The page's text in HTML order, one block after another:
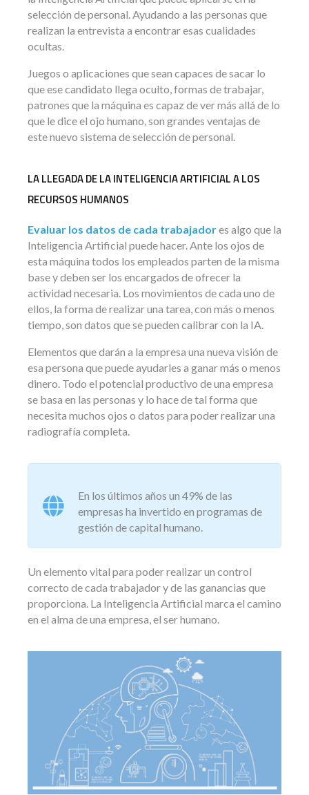
selección de personal. Ayudando a las personas que
realizan la entrevista a encontrar esas cualidades
ocultas.
Juegos o aplicaciones que sean capaces de sacar lo
que ese candidato llega oculto, formas de trabajar,
patrones que la máquina es capaz de ver más allá de lo
que le dice el ojo humano, son grandes ventajas de
este nuevo sistema de selección de personal.
LA LLEGADA DE LA INTELIGENCIA ARTIFICIAL A LOS
RECURSOS HUMANOS
Evaluar los datos de cada trabajadores algo que la
Inteligencia Artificial puede hacer. Ante los ojos de
esta máquina todos los empleados parten de la misma
base y deben ser los encargados de ofrecer la
actividad necesaria. Los movimientos de cada uno de
ellos, la forma de realizar una tarea, con más o menos
tiempo, son datos que se pueden calibrar con la IA.
Elementos que darán a la empresa una nueva visión de
esa persona que puede ayudarles a ganar más o menos
dinero. Todo el potencial productivo de una empresa
se basa en las personas y lo hace de tal forma que
necesita muchos ojos o datos para poder realizar una
radiografía completa.
En los últimos años un 49% de las
empresas ha invertido en programas de
gestión de capital humano.
Un elemento vital para poder realizar un control
correcto de cada trabajador y de las ganancias que
proporciona. La Inteligencia Artificial marca el camino
en el alma de una empresa, el ser humano.